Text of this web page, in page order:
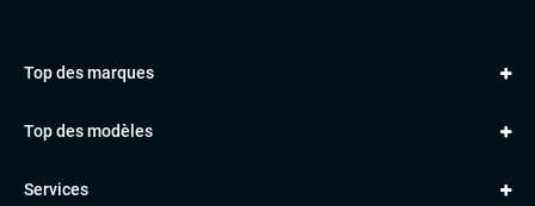
Top des marques
VOLKSWAGEN
BMW
Top des modèles
Classe A
Services